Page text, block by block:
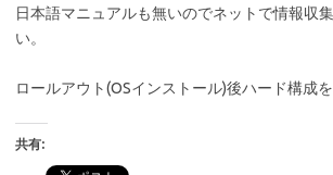
日本語マニュアルも無いのでネットで情報収
い。
ロールアウト(OSインストール)後ハード構成を
共有: